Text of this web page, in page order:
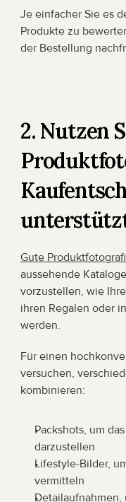
Je einfacher Sie es
Produkte zu
der Bestellung
2. Nutzen
Gute
aussehende
vorzustellen, wie
ihren Regalen oder
werden.
Für einen
versuchen,
kombinieren:
Packshots, um
darzustellen
Lifestyle-Bilder,
vermitteln
Detailaufnahmen,